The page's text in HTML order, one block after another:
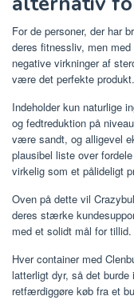
For de personer, der har
deres fitnessliv, men
negative virkninger af
være det perfekte produkt.
Indeholder kun naturlige
og fedtreduktion på
være sandt, og alligevel
plausibel liste over
virkelig som et pålideligt
Oven på dette vil
deres stærke
med et solidt mål for tillid.
Hver container med
latterligt dyr, så det
retfærdiggøre køb fra et